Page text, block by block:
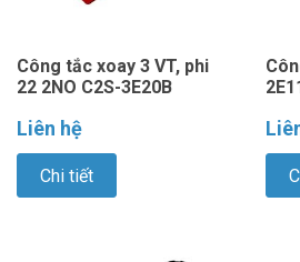
Công tắc xoay 3 VT, phi
22 2NO C2S-3E20B
Liên hệ
Chi tiết